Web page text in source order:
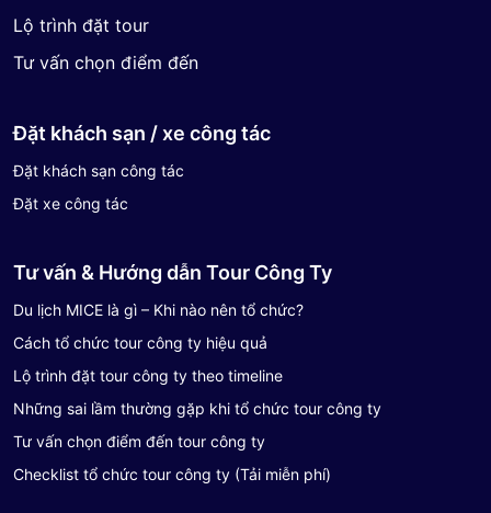
Lộ trình đặt tour
Tư vấn chọn điểm đến
Đặt khách sạn / xe công tác
Đặt khách sạn công tác
Đặt xe công tác
Tư vấn & Hướng dẫn Tour Công Ty
Du lịch MICE là gì – Khi nào nên tổ chức?
Cách tổ chức tour công ty hiệu quả
Lộ trình đặt tour công ty theo timeline
Những sai lầm thường gặp khi tổ chức tour công ty
Tư vấn chọn điểm đến tour công ty
Checklist tổ chức tour công ty (Tải miễn phí)